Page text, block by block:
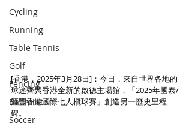
Cycling
Running
Table Tennis
Golf
Fencing
Badminton
Soccer
[香港，2025年3月28日]：今日，來自世界各地的
球迷齊聚香港全新的啟德主場館，「2025年國泰/
滙豐香港國際七人欖球賽」創造另一歷史里程
碑。